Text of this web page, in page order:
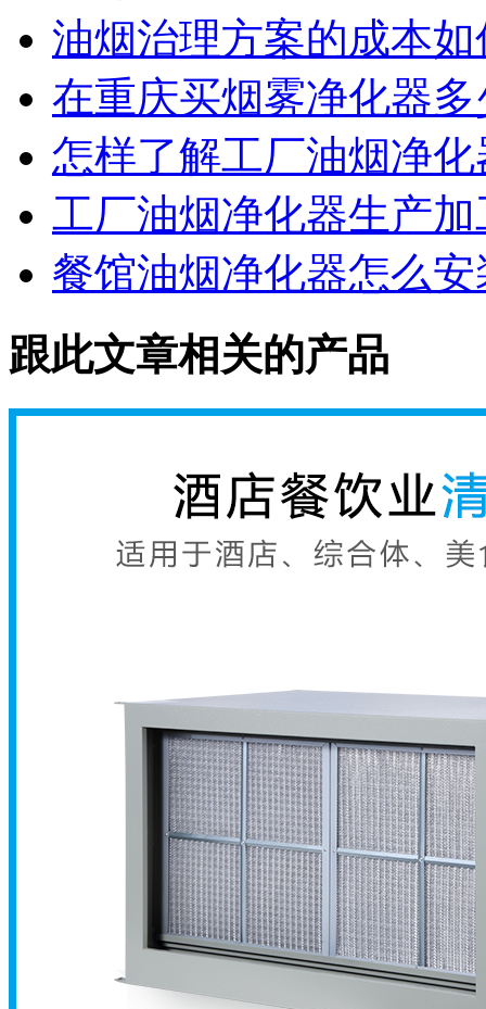
油烟治理方案的成本如
在重庆买烟雾净化器多
怎样了解工厂油烟净
工厂油烟净化器生产
餐馆油烟净化器怎么安
跟此文章相关的产品